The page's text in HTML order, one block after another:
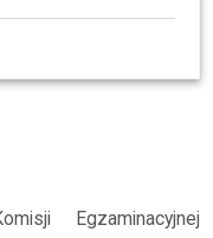
Egzaminacyjnej